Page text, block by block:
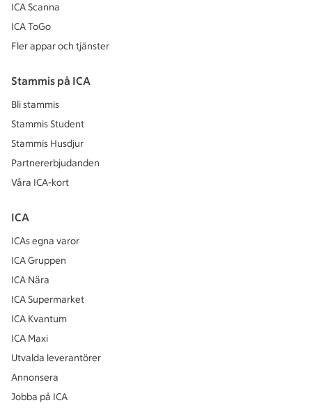
ICA Scanna
ICA ToGo
Fler appar och tjänster
Stammis på ICA
Bli stammis
Stammis Student
Stammis Husdjur
Partnererbjudanden
Våra ICA-kort
ICA
ICAs egna varor
ICA Gruppen
ICA Nära
ICA Supermarket
ICA Kvantum
ICA Maxi
Utvalda leverantörer
Annonsera
Jobba på ICA